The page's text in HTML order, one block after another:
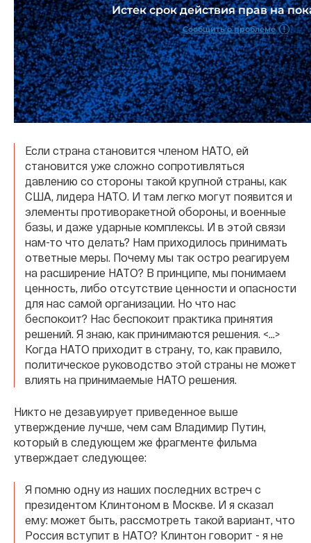
Если страна становится членом НАТО, ей
становится уже сложно сопротивляться
давлению со стороны такой крупной страны, как
США, лидера НАТО. И там легко могут появится и
элементы противоракетной обороны, и военные
базы, и даже ударные комплексы. И в этой связи
нам-то что делать? Нам приходилось принимать
ответные меры. Почему мы так остро реагируем
на расширение НАТО? В принципе, мы понимаем
ценность, либо отсутствие ценности и опасности
для нас самой организации. Но что нас
беспокоит? Нас беспокоит практика принятия
решений. Я знаю, как принимаются решения. <...>
Когда НАТО приходит в страну, то, как правило,
политическое руководство этой страны не может
влиять на принимаемые НАТО решения.
Никто не дезавуирует приведенное выше
утверждение лучше, чем сам Владимир Путин,
который в следующем же фрагменте фильма
утверждает следующее:
Я помню одну из наших последних встреч с
президентом Клинтоном в Москве. И я сказал
ему: может быть, рассмотреть такой вариант, что
Россия вступит в НАТО? Клинтон говорит - я не